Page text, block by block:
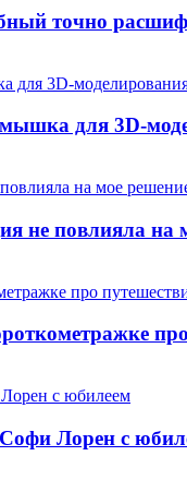
точно
для 3D-
не повлияла
Лорен с